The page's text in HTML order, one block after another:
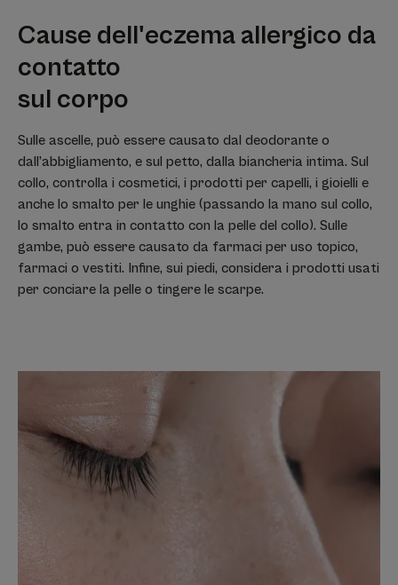
Cause dell'eczema allergico da
contatto
sul corpo
Sulle ascelle, può essere causato dal deodorante o
dall’abbigliamento, e sul petto, dalla biancheria intima. Sul
collo, controlla i cosmetici, i prodotti per capelli, i gioielli e
anche lo smalto per le unghie (passando la mano sul collo,
lo smalto entra in contatto con la pelle del collo). Sulle
gambe, può essere causato da farmaci per uso topico,
farmaci o vestiti. Infine, sui piedi, considera i prodotti usati
per conciare la pelle o tingere le scarpe.